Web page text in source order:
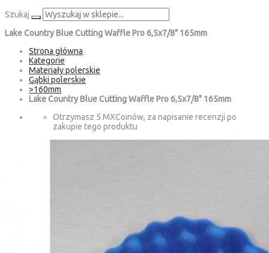
Szukaj
Lake Country Blue Cutting Waffle Pro 6,5x7/8" 165mm
Strona główna
Kategorie
Materiały polerskie
Gąbki polerskie
>160mm
Lake Country Blue Cutting Waffle Pro 6,5x7/8" 165mm
Otrzymasz 5 MXCoinów, za napisanie recenzji po
zakupie tego produktu